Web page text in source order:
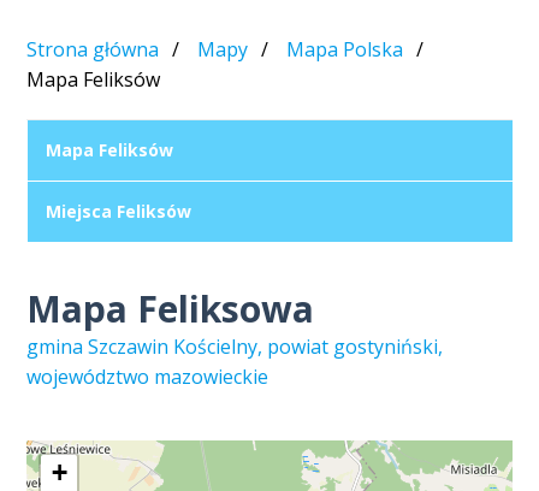
Strona główna Mapy
Mapa Polska
Mapa Feliksów
Mapa Feliksów
Miejsca Feliksów
Mapa Feliksowa
gmina Szczawin Kościelny, powiat gostyniński,
województwo mazowieckie
+